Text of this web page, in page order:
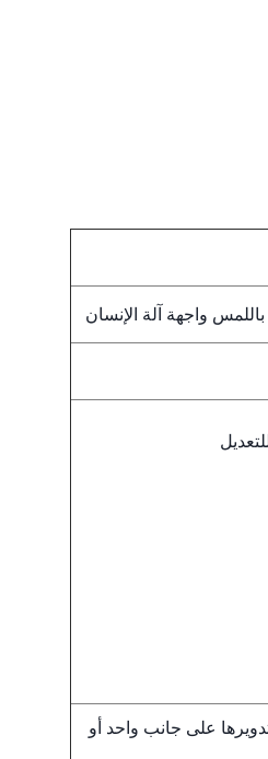
تدويرها على جانب واحد أو